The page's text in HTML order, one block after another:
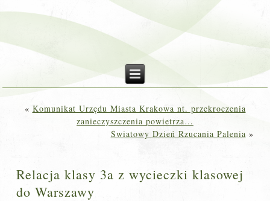
« Komunikat Urzędu Miasta Krakowa nt. przekroczenia
zanieczyszczenia powietrza…
Światowy Dzień Rzucania Palenia »
Relacja klasy 3a z wycieczki klasowej
do Warszawy